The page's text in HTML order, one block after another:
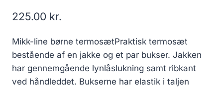
225.00 kr.
Mikk-line børne termosætPraktisk termosæt
bestående af en jakke og et par bukser. Jakken
har gennemgående lynlåslukning samt ribkant
ved håndleddet. Bukserne har elastik i taljen